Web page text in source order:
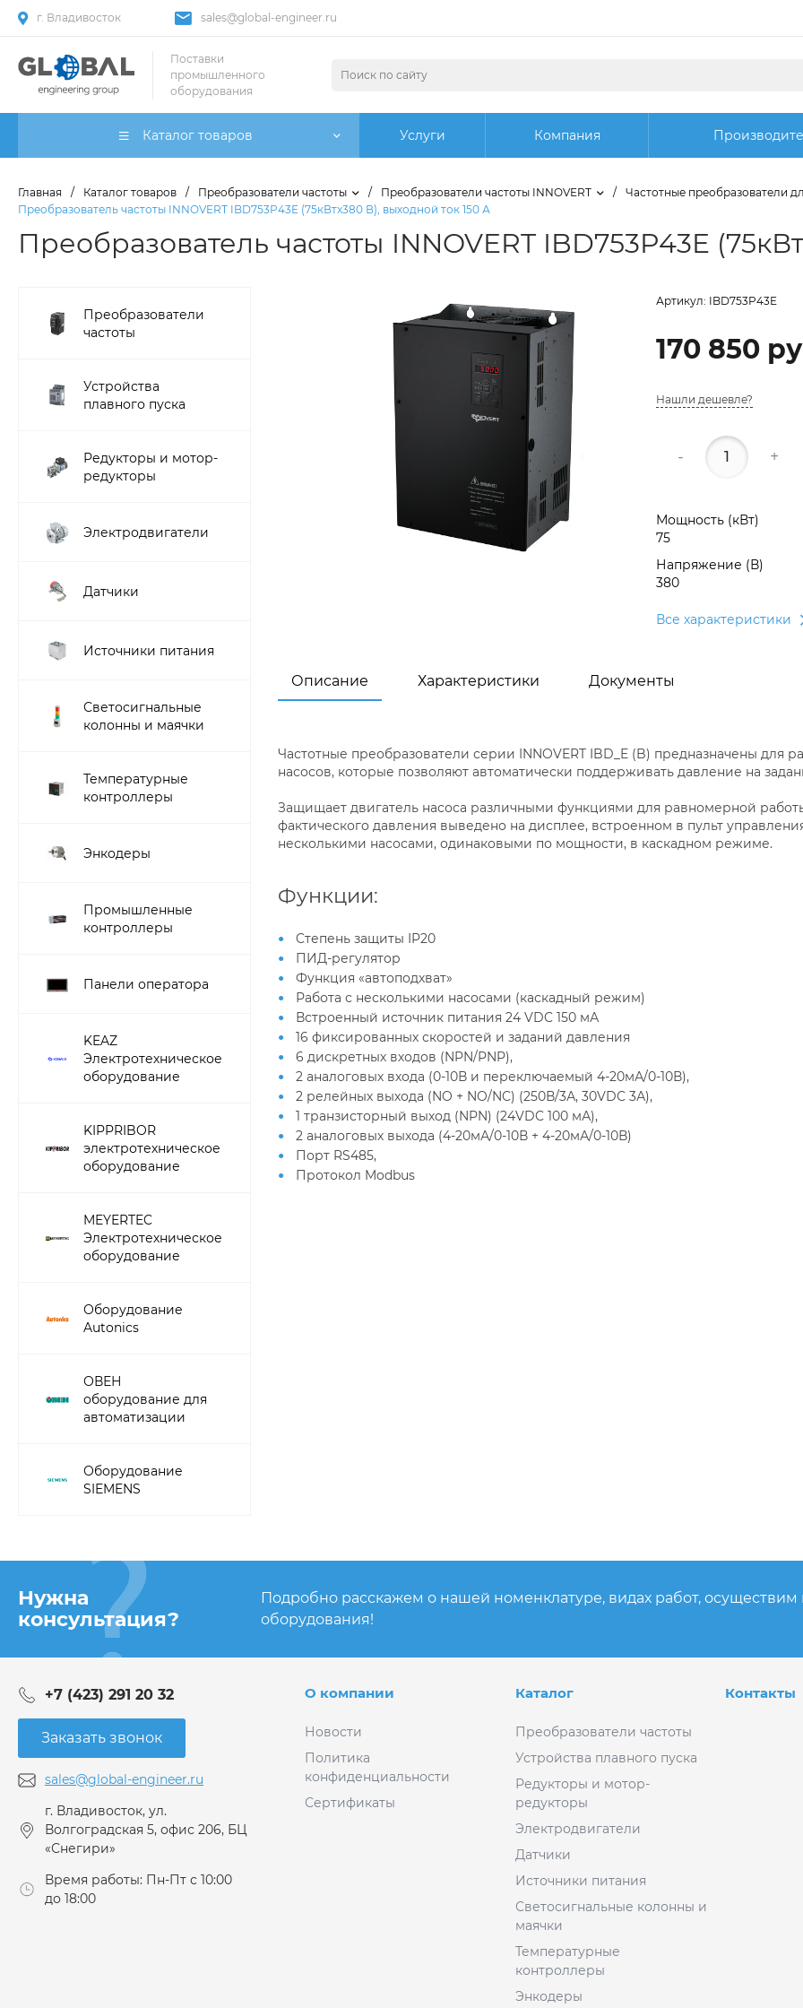
г. Владивосток sales@global-engineer.ru
Поставки
промышленного
оборудования
Каталог товаров Услуги Компания
Главная / Каталог товаров / Преобразователи частоты / Преобразователи частоты INNOVERT / Частотные преобразователи
Преобразователь частоты INNOVERT IBD753P43E (75кВтx380 В), выходной ток 150 А
Преобразователь частоты INNOVERT IBD753P43E
Преобразователи
частоты
Устройства
плавного пуска
Редукторы и мотор-
редукторы
Электродвигатели
Датчики
Источники питания
Светосигнальные
колонны и маячки
Температурные
контроллеры
Энкодеры
Промышленные
контроллеры
Панели оператора
KEAZ
Электротехническое
оборудование
KIPPRIBOR
электротехническое
оборудование
MEYERTEC
Электротехническое
оборудование
Оборудование
Autonics
ОВЕН
оборудование для
автоматизации
Оборудование
SIEMENS
Артикул: IBD753P43E
170 850
Нашли дешевле?
- +
Мощность (кВт)
75
Напряжение (В)
380
Все характеристики
Описание Характеристики Документы
Частотные преобразователи серии INNOVERT IBD_E (B) предназначены для
насосов, которые позволяют автоматически поддерживать давление на
Защищает двигатель насоса различными функциями для равномерной
фактического давления выведено на дисплее, встроенном в пульт
несколькими насосами, одинаковыми по мощности, в каскадном режиме.
Функции:
Cтепень защиты IP20
ПИД-регулятор
Функция «автоподхват»
Работа с несколькими насосами (каскадный режим)
Встроенный источник питания 24 VDC 150 мА
16 фиксированных скоростей и заданий давления
6 дискретных входов (NPN/PNP),
2 аналоговых входа (0-10В и переключаемый 4-20мА/0-10В),
2 релейных выхода (NO + NO/NC) (250В/3А, 30VDC 3А),
1 транзисторный выход (NPN) (24VDC 100 мА),
2 аналоговых выхода (4-20мА/0-10В + 4-20мА/0-10В)
Порт RS485,
Протокол Modbus
Нужна
консультация?
Подробно расскажем о нашей номенклатуре, видах работ,
оборудования!
+7 (423) 291 20 32
Заказать звонок
sales@global-engineer.ru
г. Владивосток, ул.
Волгоградская 5, офис 206, БЦ
«Снегири»
Время работы: Пн-Пт с 10:00
до 18:00
О компании
Новости
Политика
конфиденциальности
Сертификаты
Каталог
Преобразователи частоты
Устройства плавного пуска
Редукторы и мотор-
редукторы
Электродвигатели
Датчики
Источники питания
Светосигнальные колонны и
маячки
Температурные
контроллеры
Энкодеры
Контакты